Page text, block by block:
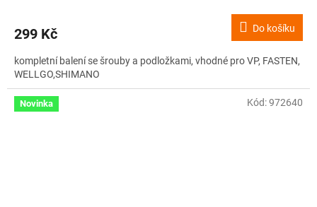
299 Kč Do košíku
kompletní balení se šrouby a podložkami, vhodné pro VP, FASTEN,
WELLGO,SHIMANO
Novinka Kód:972640